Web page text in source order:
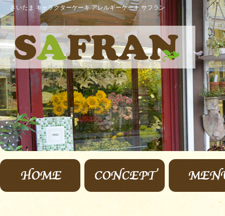
さいたま キャラクターケーキ アレルギーケーキ サフラン